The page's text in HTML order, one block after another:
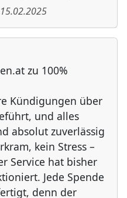
15.02.2025
zu 100%
Kündigungen über
und alles
absolut zuverlässig
kein Stress –
Service hat bisher
Jede Spende
denn der